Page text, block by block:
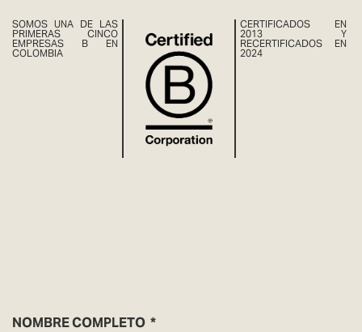
SOMOS UNA DE LAS
PRIMERAS CINCO
EMPRESAS B EN
COLOMBIA
CERTIFICADOS EN
2013 Y
RECERTIFICADOS EN
2024
NOMBRE COMPLETO